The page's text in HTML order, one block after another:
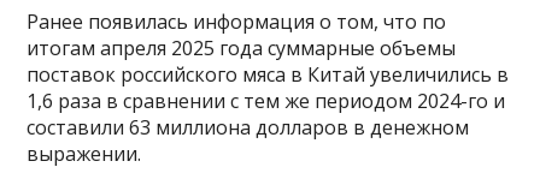
Ранее появилась информация о том, что по
итогам апреля 2025 года суммарные объемы
поставок российского мяса в Китай увеличились в
1,6 раза в сравнении с тем же периодом 2024-го и
составили 63 миллиона долларов в денежном
выражении.